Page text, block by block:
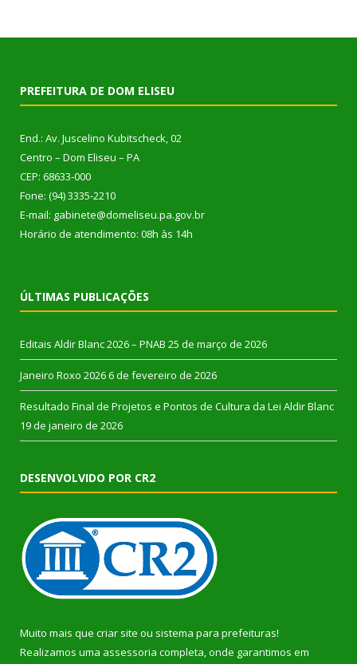
PREFEITURA DE DOM ELISEU
End.: Av. Juscelino Kubitscheck, 02
Centro – Dom Eliseu – PA
CEP: 68633-000
Fone: (94) 3335-2210
E-mail: gabinete@domeliseu.pa.gov.br
Horário de atendimento: 08h às 14h
ÚLTIMAS PUBLICAÇÕES
Editais Aldir Blanc 2026 – PNAB 25 de março de 2026
Janeiro Roxo 2026 6 de fevereiro de 2026
Resultado Final de Projetos e Pontos de Cultura da Lei Aldir Blanc
19 de janeiro de 2026
DESENVOLVIDO POR CR2
Muito mais que criar site ou sistema para prefeituras!
Realizamos uma assessoria completa, onde garantimos em